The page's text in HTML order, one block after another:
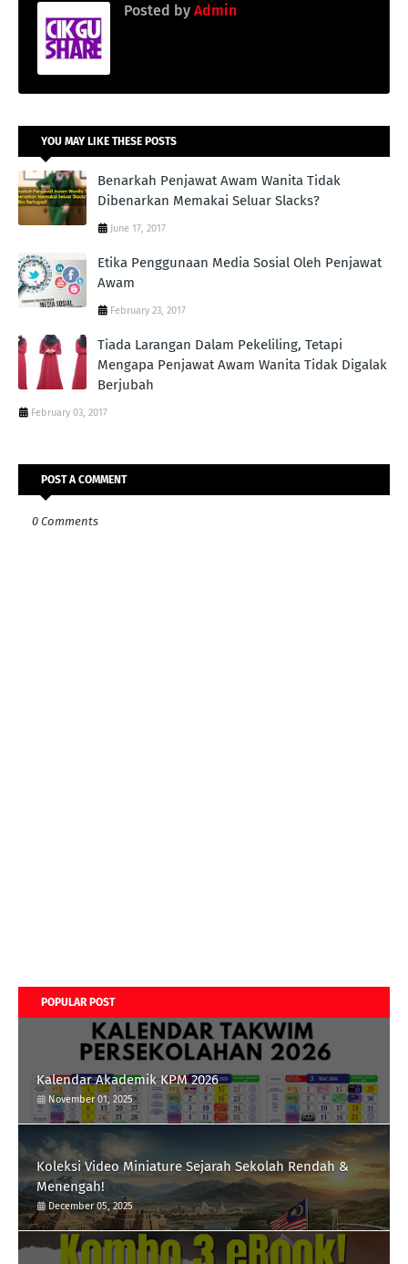
Posted by Admin
YOU MAY LIKE THESE POSTS
Benarkah Penjawat Awam Wanita Tidak
Dibenarkan Memakai Seluar Slacks?
June 17, 2017
Etika Penggunaan Media Sosial Oleh Penjawat
Awam
February 23, 2017
Tiada Larangan Dalam Pekeliling, Tetapi
Mengapa Penjawat Awam Wanita Tidak Digalak
Berjubah
February 03, 2017
POST A COMMENT
0 Comments
POPULAR POST
Kalendar Akademik KPM 2026
November 01, 2025
Koleksi Video Miniature Sejarah Sekolah Rendah &
Menengah!
December 05, 2025